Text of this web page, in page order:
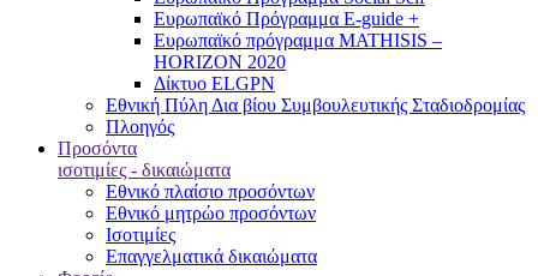
Ευρωπαϊκό Πρόγραμμα E-guide +
Ευρωπαϊκό πρόγραμμα MATHISIS –
HORIZON 2020
Δίκτυο ELGPN
Εθνική Πύλη Δια βίου Συμβουλευτικής Σταδιοδρομίας
Πλοηγός
Προσόντα
ισοτιμίες - δικαιώματα
Εθνικό πλαίσιο προσόντων
Εθνικό μητρώο προσόντων
Ισοτιμίες
Επαγγελματικά δικαιώματα